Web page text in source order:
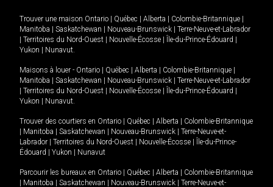
Trouver une maison Ontario Québec Alberta Colombie-Britannique
Manitoba
Saskatchewan Nouveau-Brunswick
Terre-Neuve-et-Labrador
Territoires du Nord-Ouest Nouvelle-Écosse Île-du-Prince-Édouard
Yukon
Nunavut.
Maisons à louer - Ontario Québec Alberta Colombie-Britannique
Manitoba
Saskatchewan Nouveau-Brunswick
Terre-Neuve-et-Labrador
Territoires du Nord-Ouest Nouvelle-Écosse Île-du-Prince-Édouard
Yukon
Nunavut.
Trouver des courtiers en Ontario Québec Alberta
Colombie-Britannique
Manitoba Saskatchewan Nouveau-Brunswick
Terre-Neuve-et-
Labrador
Territoires du Nord-Ouest Nouvelle-Écosse
Île-du-Prince-
Édouard
Yukon Nunavut
Parcourir les bureaux en Ontario Québec Alberta
Colombie-Britannique
Manitoba Saskatchewan Nouveau-Brunswick
Terre-Neuve-et-